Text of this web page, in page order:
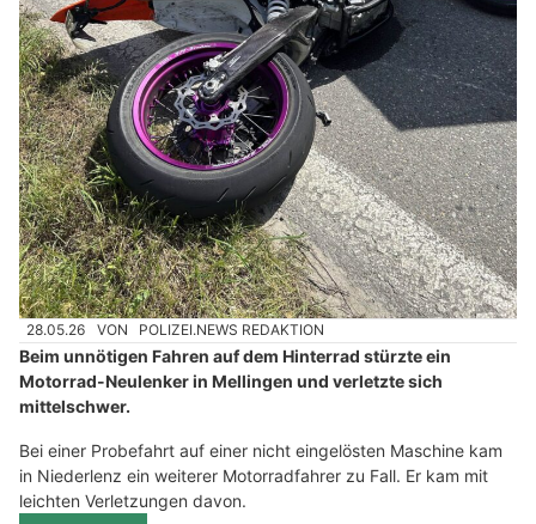
28.05.26 VON POLIZEI.NEWS REDAKTION
Beim unnötigen Fahren auf dem Hinterrad stürzte ein
Motorrad-Neulenker in Mellingen und verletzte sich
mittelschwer.
Bei einer Probefahrt auf einer nicht eingelösten Maschine kam
in Niederlenz ein weiterer Motorradfahrer zu Fall. Er kam mit
leichten Verletzungen davon.